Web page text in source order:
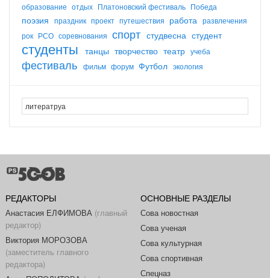
образование отдых Платоновский фестиваль Победа
поэзия праздник проект путешествия работа развлечения
рок РСО соревнования спорт студвесна студент
студенты танцы творчество театр учеба
фестиваль фильм форум Футбол экология
РЕДАКТОРЫ
Анастасия ЕЛФИМОВА (главный
редактор)
Виктория МОРОЗОВА
(заместитель главного
редактора)
ОСНОВНЫЕ РАЗДЕЛЫ
Сова новостная
Сова ученая
Сова культурная
Сова спортивная
Спецназ